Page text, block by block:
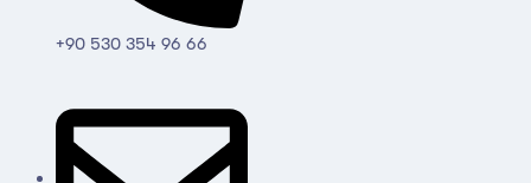
+90 530 354 96 66